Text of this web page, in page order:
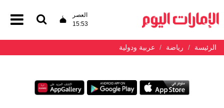
العصر
15:53
الرئيسة رياضة عربية ودولية